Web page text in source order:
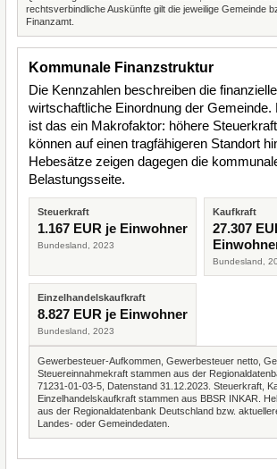
rechtsverbindliche Auskünfte gilt die jeweilige Gemeinde
Finanzamt.
Kommunale Finanzstruktur
Die Kennzahlen beschreiben die
wirtschaftliche Einordnung der Gemeinde.
ist das ein Makrofaktor: höhere
können auf einen tragfähigeren Standort
Hebesätze zeigen dagegen die
Belastungsseite.
Steuerkraft
1.167 EUR je Einwohner
Bundesland, 2023
Kaufkraft
27.307
Bundesland,
Einzelhandelskaufkraft
8.827 EUR je Einwohner
Bundesland, 2023
Gewerbesteuer-Aufkommen, Gewerbesteuer netto,
Steuereinnahmekraft stammen aus der
71231-01-03-5, Datenstand 31.12.2023. Steuerkraft,
Einzelhandelskaufkraft stammen aus BBSR INKAR.
aus der Regionaldatenbank Deutschland bzw.
Landes- oder Gemeindedaten.